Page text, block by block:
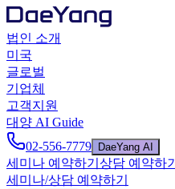
법인 소개
미국
글로벌
기업체
고객지원
대양 AI Guide
02-556-7779
DaeYang AI
세미나 예약하기 상담 예약하기
세미나/상담 예약하기